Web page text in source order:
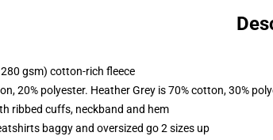
gsm) cotton-rich fleece
20% polyester. Heather Grey is 70% cotton, 30%
ribbed cuffs, neckband and hem
baggy and oversized go 2 sizes up